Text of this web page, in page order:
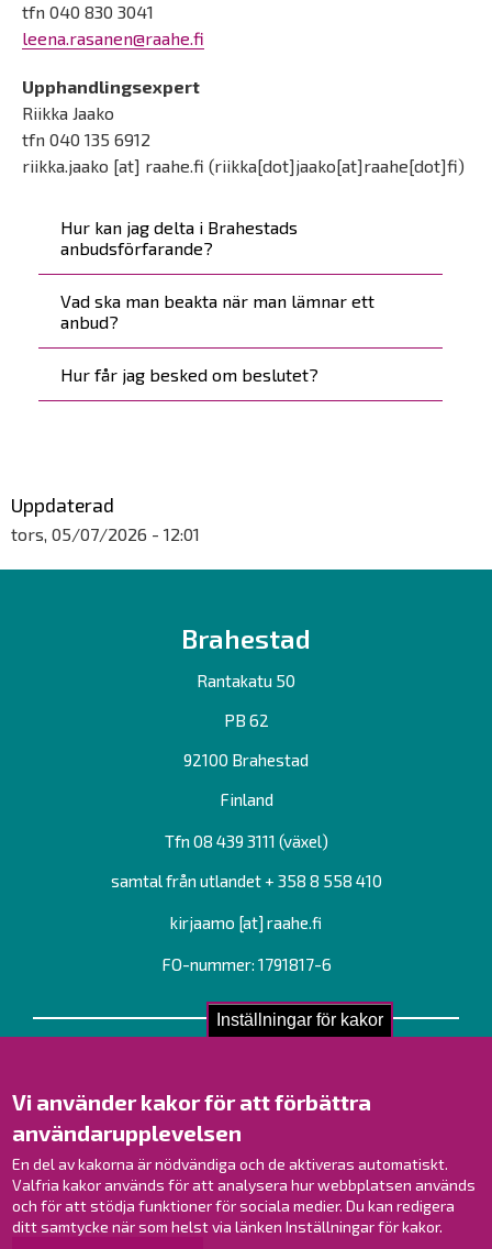
Inställningar för kakor
Vi använder kakor för att förbättra
användarupplevelsen
En del av kakorna är nödvändiga och de aktiveras automatiskt.
Valfria kakor används för att analysera hur webbplatsen används
och för att stödja funktioner för sociala medier. Du kan redigera
ditt samtycke när som helst via länken Inställningar för kakor.
Päävalikko
Hur kan jag delta i Brahestads
anbudsförfarande?
Vad ska man beakta när man lämnar ett
anbud?
Hur får jag besked om beslutet?
tfn 040 830 3041
leena.rasanen@raahe.fi
Upphandlingsexpert
Riikka Jaako
tfn 040 135 6912
riikka.jaako [at] raahe.fi (riikka[dot]jaako[at]raahe[dot]fi)
Uppdaterad
tors, 05/07/2026 - 12:01
Brahestad
Rantakatu 50
PB 62
92100 Brahestad
Finland
Tfn 08 439 3111 (växel)
samtal från utlandet + 358 8 558 410
kirjaamo [at] raahe.fi
FO-nummer: 1791817-6
Kontakt
Verksamhetsställen
Kontaktuppgifter till personalen
Guidekarta
Brahestad på Facebook